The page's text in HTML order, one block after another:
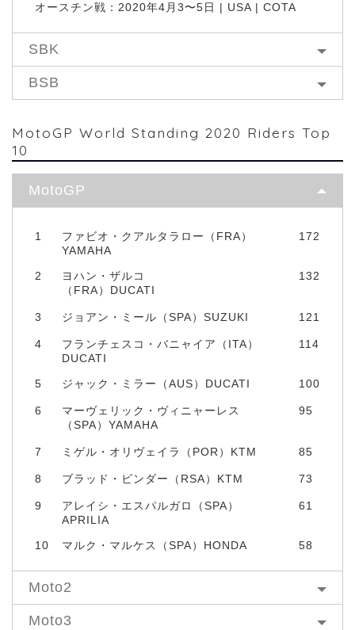
オースチン戦：2020年4月3〜5日 | USA | COTA
SBK
BSB
MotoGP World Standing 2020 Riders Top
10
MotoGP
1
ファビオ・クアルタラロー（FRA）
YAMAHA
172
2
ヨハン・ザルコ
（FRA）DUCATI
132
3 ジョアン・ミール（SPA）SUZUKI 121
4
フランチェスコ・バニャイア（ITA）
DUCATI
114
5 ジャック・ミラー（AUS）DUCATI 100
6
マーヴェリック・ヴィニャーレス
（SPA）YAMAHA
95
7 ミゲル・オリヴェイラ（POR）KTM 85
8 ブラッド・ビンダー（RSA）KTM 73
9
アレイシ・エスパルガロ（SPA）
APRILIA
61
10 マルク・マルケス（SPA）HONDA 58
Moto2
Moto3